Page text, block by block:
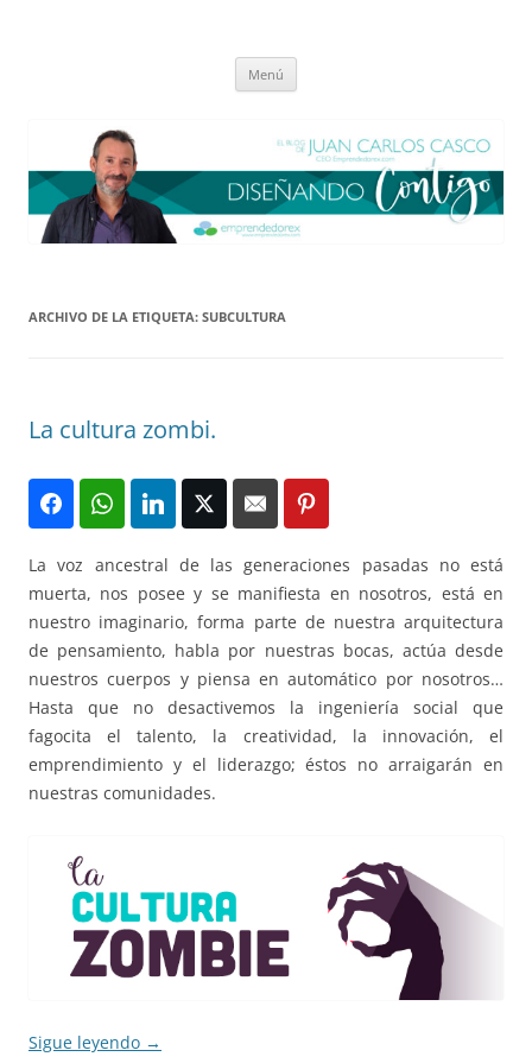
Menú
ARCHIVO DE LA ETIQUETA: SUBCULTURA
La cultura zombi.
La voz ancestral de las generaciones pasadas no está
muerta, nos posee y se manifiesta en nosotros, está en
nuestro imaginario, forma parte de nuestra arquitectura
de pensamiento, habla por nuestras bocas, actúa desde
nuestros cuerpos y piensa en automático por nosotros…
Hasta que no desactivemos la ingeniería social que
fagocita el talento, la creatividad, la innovación, el
emprendimiento y el liderazgo; éstos no arraigarán en
nuestras comunidades.
Sigue leyendo →